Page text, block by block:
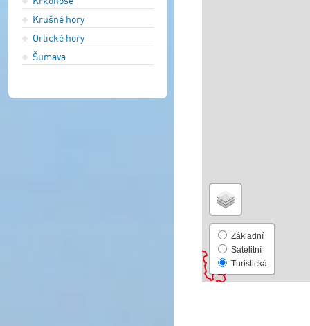
Krušné hory
Orlické hory
Šumava
Základní
Satelitní
Turistická